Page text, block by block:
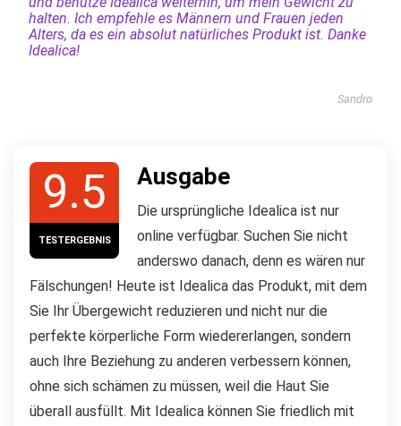
halten. Ich empfehle es Männern und Frauen jeden
Alters, da es ein absolut natürliches Produkt ist. Danke
Idealica!
Sandro
9.5
TESTERGEBNIS
Ausgabe
Die ursprüngliche Idealica ist nur
online verfügbar. Suchen Sie nicht
anderswo danach, denn es wären nur
Fälschungen! Heute ist Idealica das Produkt, mit dem
Sie Ihr Übergewicht reduzieren und nicht nur die
perfekte körperliche Form wiedererlangen, sondern
auch Ihre Beziehung zu anderen verbessern können,
ohne sich schämen zu müssen, weil die Haut Sie
überall ausfüllt. Mit Idealica können Sie friedlich mit